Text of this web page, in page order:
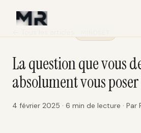
La question que vous
absolument vous poser
4 février 2025 · 6 min de lecture · Par